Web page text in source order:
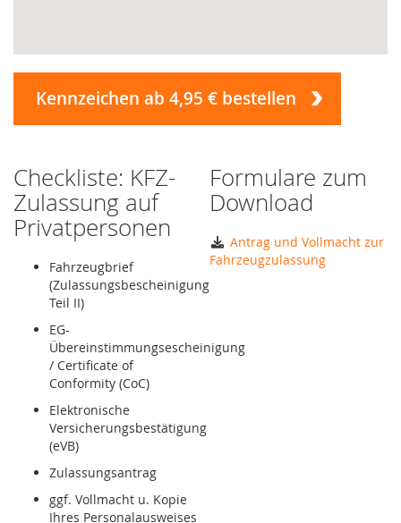
Kennzeichen ab 4,95 € bestellen
Checkliste: KFZ-
Zulassung auf
Privatpersonen
Fahrzeugbrief
(Zulassungsbescheinigung
Teil II)
EG-
Übereinstimmungsescheinigung
/ Certificate of
Conformity (CoC)
Elektronische
Versicherungsbestätigung
(eVB)
Zulassungsantrag
ggf. Vollmacht u. Kopie
Ihres Personalausweises
Formulare zum
Download
Antrag und Vollmacht zur
Fahrzeugzulassung